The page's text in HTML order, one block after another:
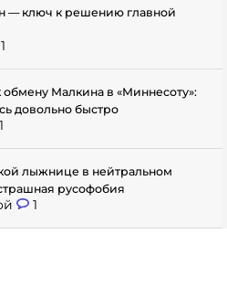
— ключ к решению главной
1
Малкина в «Миннесоту»:
довольно быстро
1
лыжнице в нейтральном
русофобия
1